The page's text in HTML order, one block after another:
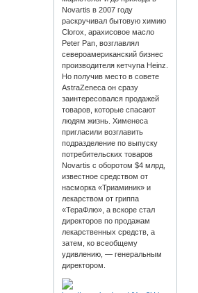
Novartis в 2007 году
раскручивал бытовую химию
Clorox, арахисовое масло
Peter Pan, возглавлял
североамериканский бизнес
производителя кетчупа Heinz.
Но получив место в совете
AstraZeneca он сразу
заинтересовался продажей
товаров, которые спасают
людям жизнь. Хименеса
пригласили возглавить
подразделение по выпуску
потребительских товаров
Novartis с оборотом $4 млрд,
известное средством от
насморка «Триаминик» и
лекарством от гриппа
«ТераФлю», а вскоре стал
директоров по продажам
лекарственных средств, а
затем, ко всеобщему
удивлению, — генеральным
директором.